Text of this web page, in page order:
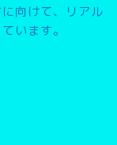
向けて、リアル
います。